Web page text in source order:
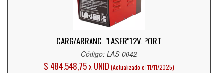
CARG/ARRANC. "LASER"12V. PORT
Código: LAS-0042
$ 484.548,75 x UNID (Actualizado el 11/11/2025)